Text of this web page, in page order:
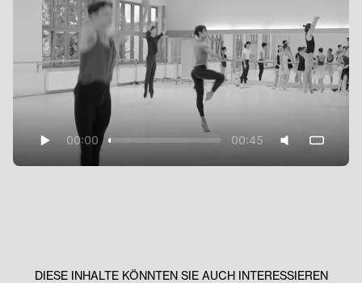
00:00 00:45
DIESE INHALTE KÖNNTEN SIE AUCH INTERESSIEREN